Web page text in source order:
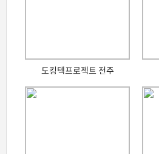
도킹텍프로젝트 전주